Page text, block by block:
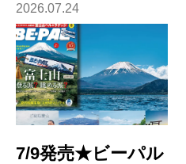
2026.07.24
7/9発売★ビーパル